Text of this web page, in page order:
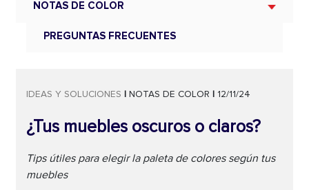
NOTAS DE COLOR
PREGUNTAS FRECUENTES
IDEAS Y SOLUCIONES NOTAS DE COLOR 12/11/24
¿Tus muebles oscuros o claros?
Tips útiles para elegir la paleta de colores según tus
muebles